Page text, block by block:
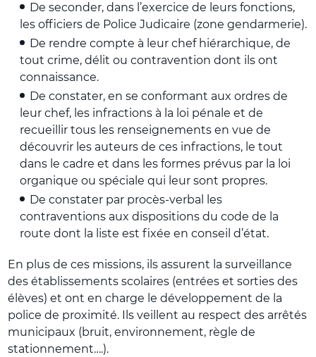
De seconder, dans l’exercice de leurs fonctions,
les officiers de Police Judicaire (zone gendarmerie).
De rendre compte à leur chef hiérarchique, de
tout crime, délit ou contravention dont ils ont
connaissance.
De constater, en se conformant aux ordres de
leur chef, les infractions à la loi pénale et de
recueillir tous les renseignements en vue de
découvrir les auteurs de ces infractions, le tout
dans le cadre et dans les formes prévus par la loi
organique ou spéciale qui leur sont propres.
De constater par procès-verbal les
contraventions aux dispositions du code de la
route dont la liste est fixée en conseil d’état.
En plus de ces missions, ils assurent la surveillance
des établissements scolaires (entrées et sorties des
élèves) et ont en charge le développement de la
police de proximité. Ils veillent au respect des arrêtés
municipaux (bruit, environnement, règle de
stationnement….).